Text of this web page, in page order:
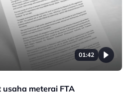
01:42
meterai FTA